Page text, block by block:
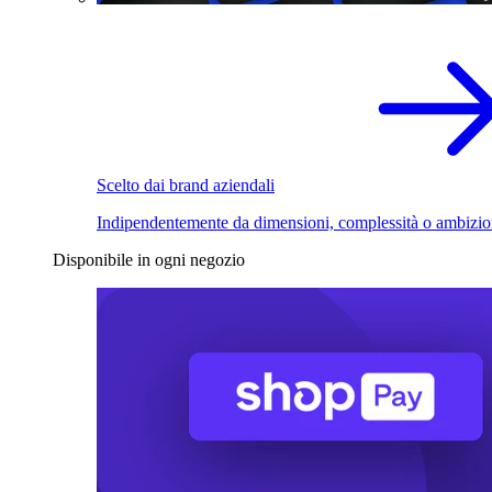
Scelto dai brand aziendali
Indipendentemente da dimensioni, complessità o
Disponibile in ogni negozio